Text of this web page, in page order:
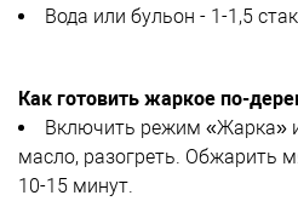
Вода или бульон - 1-1,5
Как готовить жаркое по-
Включить режим «Жарка»
масло, разогреть. Обжарить
10-15 минут.